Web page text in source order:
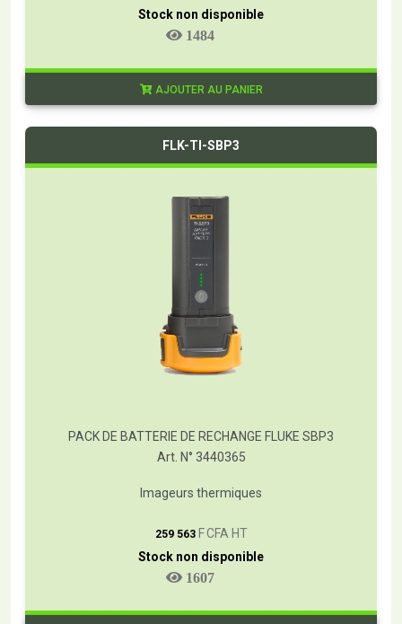
Stock non disponible
1484
AJOUTER AU PANIER
FLK-TI-SBP3
PACK DE BATTERIE DE RECHANGE FLUKE SBP3
Art. N° 3440365
Imageurs thermiques
259 563 F CFA HT
Stock non disponible
1607